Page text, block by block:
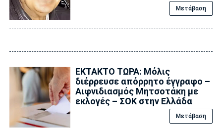
Μετάβαση
ΕΚΤΑΚΤΟ ΤΩΡΑ: Μόλις
διέρρευσε απόρρητο έγγραφο –
Αιφνιδιασμός Μητσοτάκη με
εκλογές – ΣΟΚ στην Ελλάδα
Μετάβαση